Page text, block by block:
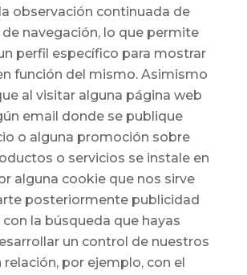
observación continuada de
navegación, lo que permite
perfil específico para mostrar
función del mismo. Asimismo
al visitar alguna página web
email donde se publique
o alguna promoción sobre
o servicios se instale en
alguna cookie que nos sirve
posteriormente publicidad
la búsqueda que hayas
un control de nuestros
relación, por ejemplo, con el